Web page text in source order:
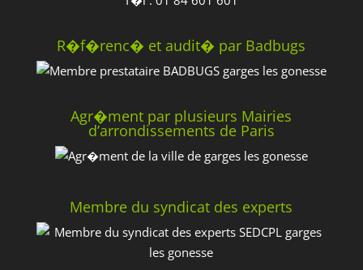
R�f�renc� et audit� par Badbugs
Agr�ment par plusieurs Mairies
d’arrondissements de Paris
Membre du syndicat des experts